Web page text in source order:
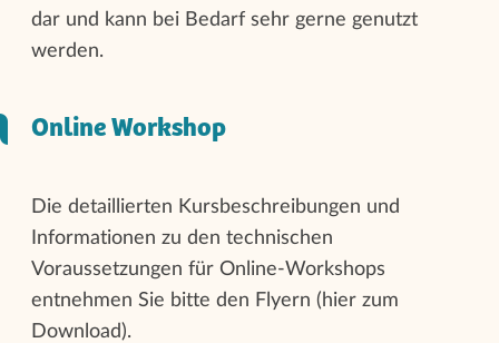
dar und kann bei Bedarf sehr gerne genutzt
werden.
Online Workshop
Die detaillierten Kursbeschreibungen und
Informationen zu den technischen
Voraussetzungen für Online-Workshops
entnehmen Sie bitte den Flyern (hier zum
Download).